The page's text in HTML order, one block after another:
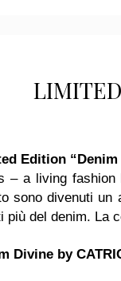
Edition “Denim
– a living fashion
sono divenuti un
più del denim. La
Divine by